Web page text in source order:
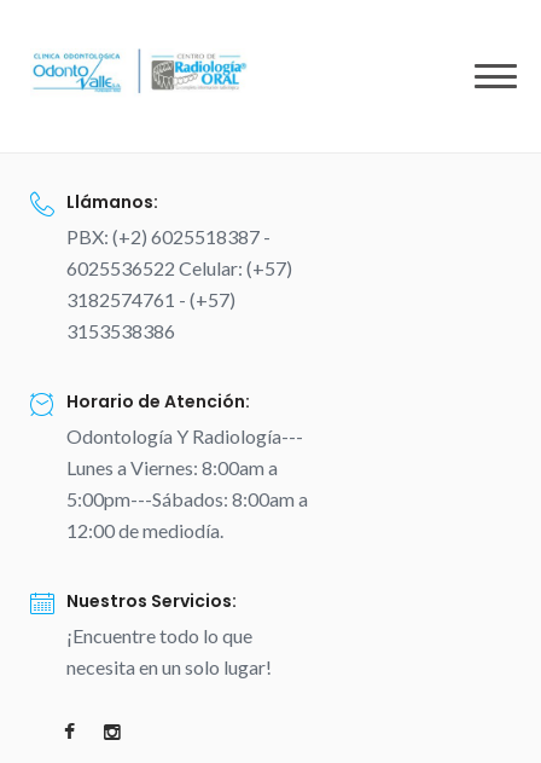
content
Llámanos:
PBX: (+2) 6025518387 -
6025536522 Celular: (+57)
3182574761 - (+57)
3153538386
Horario de Atención:
Odontología Y Radiología---
Lunes a Viernes: 8:00am a
5:00pm---Sábados: 8:00am a
12:00 de mediodía.
Nuestros Servicios:
¡Encuentre todo lo que
necesita en un solo lugar!